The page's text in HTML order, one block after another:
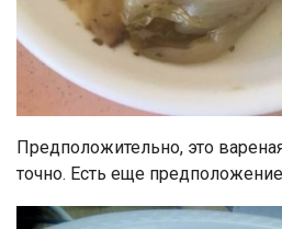
Предположительно, это
точно. Есть еще